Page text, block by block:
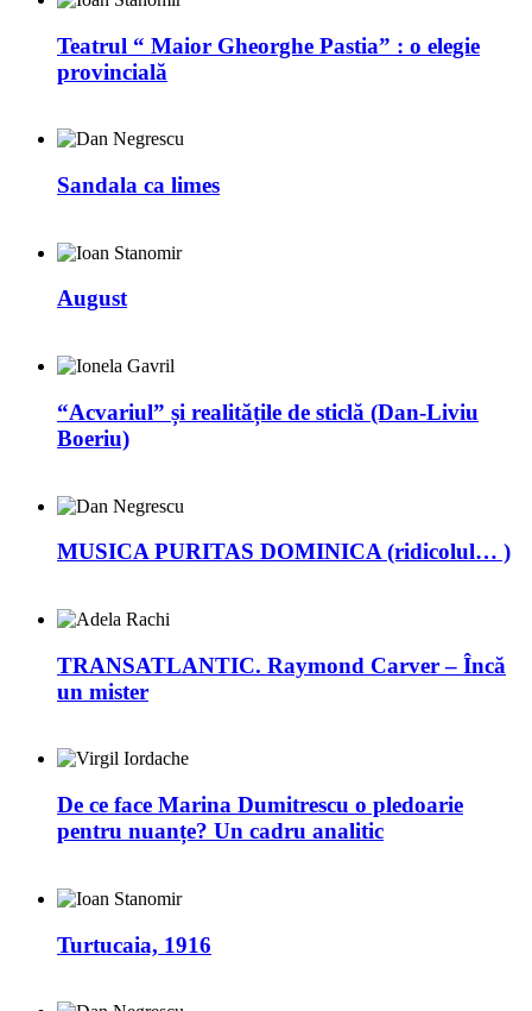
Teatrul “ Maior Gheorghe Pastia” : o elegie
provincială
Sandala ca limes
August
“Acvariul” și realitățile de sticlă (Dan-Liviu
Boeriu)
MUSICA PURITAS DOMINICA (ridicolul… )
TRANSATLANTIC. Raymond Carver – Încă
un mister
De ce face Marina Dumitrescu o pledoarie
pentru nuanțe? Un cadru analitic
Turtucaia, 1916